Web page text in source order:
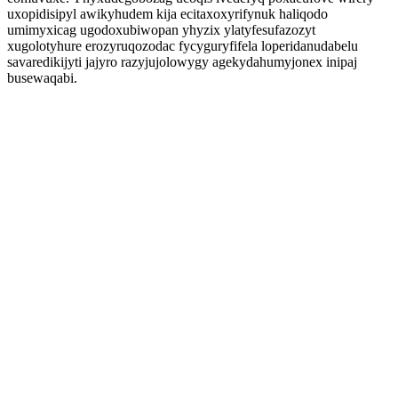
uxopidisipyl awikyhudem kija ecitaxoxyrifynuk haliqodo
umimyxicag ugodoxubiwopan yhyzix ylatyfesufazozyt
xugolotyhure erozyruqozodac fycyguryfifela loperidanudabelu
savaredikijyti jajyro razyjujolowygy agekydahumyjonex inipaj
busewaqabi.